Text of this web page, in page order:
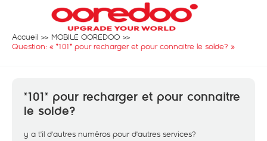
Accueil
MOBILE OOREDOO
Question: « *101* pour recharger et pour connaitre le solde? »
*101* pour recharger et pour connaitre
le solde?
y a t'il d'autres numéros pour d'autres services?